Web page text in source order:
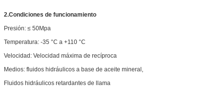
2.Condiciones de funcionamiento
Presión: ≤ 50Mpa
Temperatura: -35 °C a +110 °C
Velocidad: Velocidad máxima de recíproca
Medios: fluidos hidráulicos a base de aceite mineral,
Fluidos hidráulicos retardantes de llama